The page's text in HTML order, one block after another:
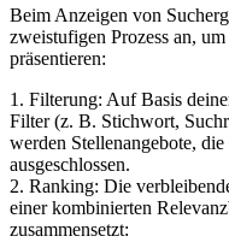
Beim Anzeigen von
zweistufigen Prozess an,
präsentieren:
1. Filterung: Auf Basis
Filter (z. B. Stichwort,
werden Stellenangebote,
ausgeschlossen.
2. Ranking: Die
einer kombinierten
zusammensetzt: